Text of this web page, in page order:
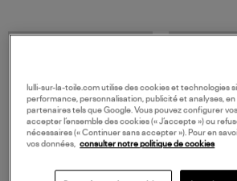
lulli-sur-la-toile.com utilise des cookies et technologies
performance, personnalisation, publicité et analyses,
partenaires tels que Google. Vous pouvez configurer
accepter l’ensemble des cookies (« J’accepte ») ou
nécessaires (« Continuer sans accepter »). Pour en
vos données, consulter notre politique de cookies